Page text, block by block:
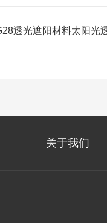
透光遮阳材料太阳光
关于我们